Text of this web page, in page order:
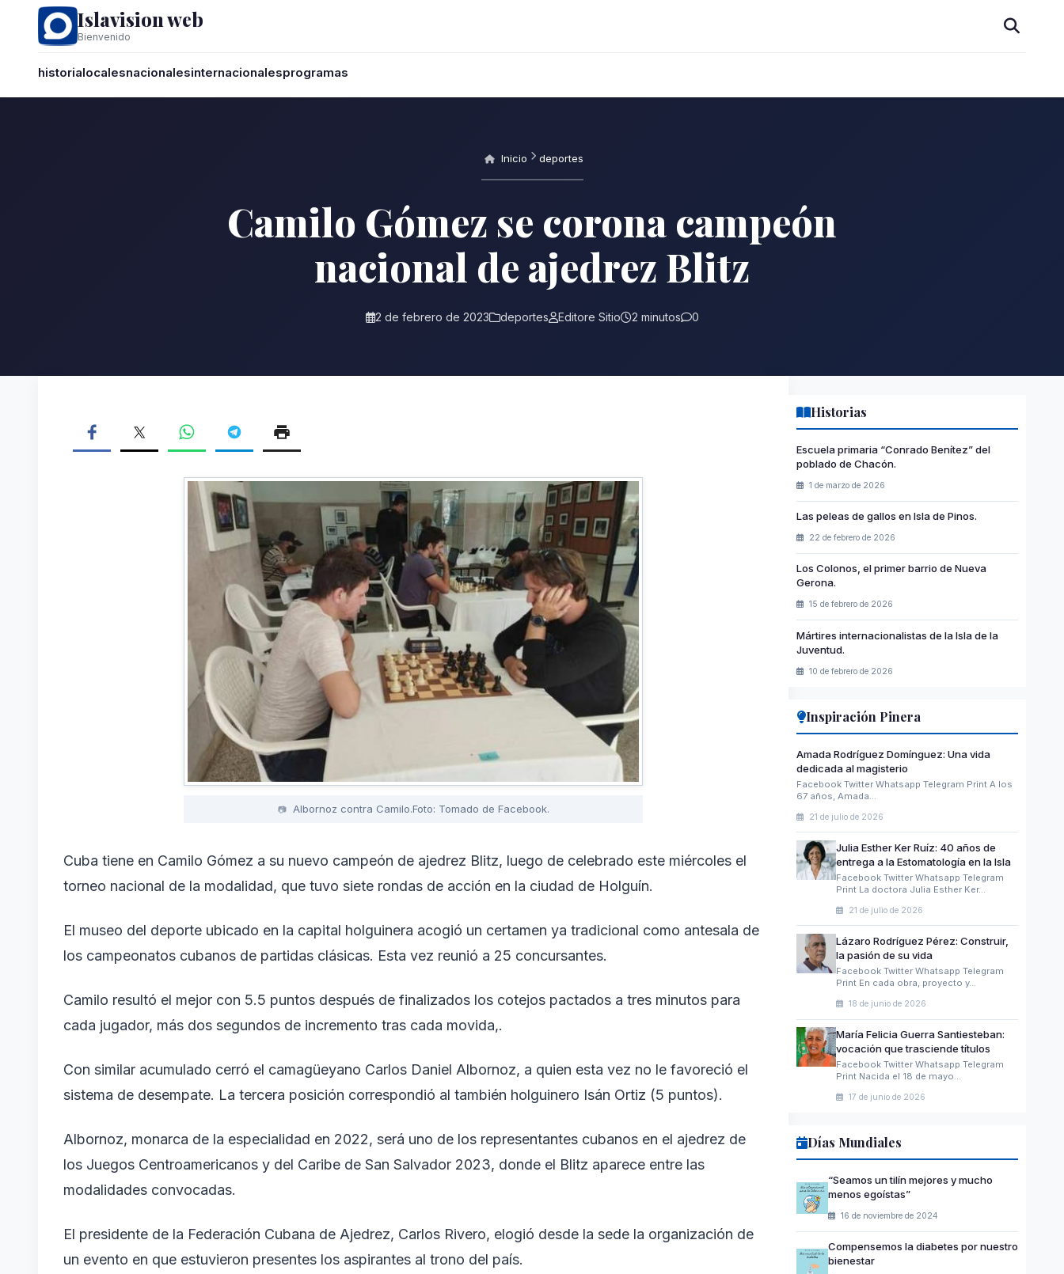
Islavision web
Bienvenido
historialocalesnacionalesinternacionalesprogramas
Inicio deportes
Camilo Gómez se corona campeón
nacional de ajedrez Blitz
2 de febrero de 2023 deportes Editore Sitio 2 minutos 0
Albornoz contra Camilo.Foto: Tomado de Facebook.
Cuba tiene en Camilo Gómez a su nuevo campeón de ajedrez Blitz, luego de celebrado este miércoles el
torneo nacional de la modalidad, que tuvo siete rondas de acción en la ciudad de Holguín.
El museo del deporte ubicado en la capital holguinera acogió un certamen ya tradicional como antesala de
los campeonatos cubanos de partidas clásicas. Esta vez reunió a 25 concursantes.
Camilo resultó el mejor con 5.5 puntos después de finalizados los cotejos pactados a tres minutos para
cada jugador, más dos segundos de incremento tras cada movida,.
Con similar acumulado cerró el camagüeyano Carlos Daniel Albornoz, a quien esta vez no le favoreció el
sistema de desempate. La tercera posición correspondió al también holguinero Isán Ortiz (5 puntos).
Albornoz, monarca de la especialidad en 2022, será uno de los representantes cubanos en el ajedrez de
los Juegos Centroamericanos y del Caribe de San Salvador 2023, donde el Blitz aparece entre las
modalidades convocadas.
El presidente de la Federación Cubana de Ajedrez, Carlos Rivero, elogió desde la sede la organización de
un evento en que estuvieron presentes los aspirantes al trono del país.
Historias
Escuela primaria “Conrado Benítez” del
poblado de Chacón.
1 de marzo de 2026
Las peleas de gallos en Isla de Pinos.
22 de febrero de 2026
Los Colonos, el primer barrio de Nueva
Gerona.
15 de febrero de 2026
Mártires internacionalistas de la Isla de la
Juventud.
10 de febrero de 2026
Inspiración Pinera
Amada Rodríguez Domínguez: Una vida
dedicada al magisterio
Facebook Twitter Whatsapp Telegram Print A los
67 años, Amada…
21 de julio de 2026
Julia Esther Ker Ruíz: 40 años de
entrega a la Estomatología en la Isla
Facebook Twitter Whatsapp Telegram
Print La doctora Julia Esther Ker…
21 de julio de 2026
Lázaro Rodríguez Pérez: Construir,
la pasión de su vida
Facebook Twitter Whatsapp Telegram
Print En cada obra, proyecto y…
18 de junio de 2026
María Felicia Guerra Santiesteban:
vocación que trasciende títulos
Facebook Twitter Whatsapp Telegram
Print Nacida el 18 de mayo…
17 de junio de 2026
Días Mundiales
“Seamos un tilín mejores y mucho
menos egoístas”
16 de noviembre de 2024
Compensemos la diabetes por nuestro
bienestar